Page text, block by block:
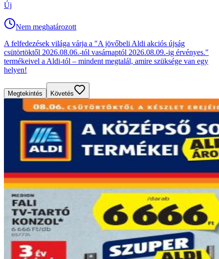
Új
Nem meghatározott
A felfedezések világa várja a "A jövőbeli Aldi akciós újság
csütörtöktől 2026.08.06.-tól vasárnaptól 2026.08.09.-ig érvényes."
termékeivel a Aldi-tól – mindent megtalál, amire szüksége van egy
helyen!
Megtekintés Követés